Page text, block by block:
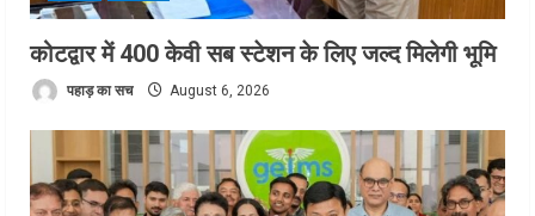
कोटद्वार में 400 केवी सब स्टेशन के लिए जल्द मिलेगी भूमि
पहाड़ का सच August 6, 2026